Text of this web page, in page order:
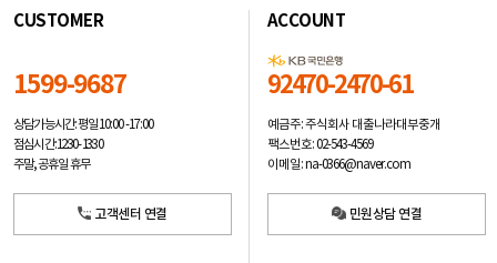
CUSTOMER
1599-9687
상담가능시간: 평일10:00 -17:00
점심시간: 12:30 - 13:30
주말, 공휴일 휴무
고객센터 연결
ACCOUNT
92470-2470-61
예금주: 주식회사 대출나라대부중개
팩스번호: 02-543-4569
이메일: na-0366@naver.com
민원상담 연결